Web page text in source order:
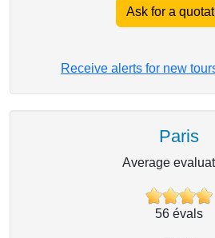
Ask for a
Receive alerts for new
Paris
Average
56 évals